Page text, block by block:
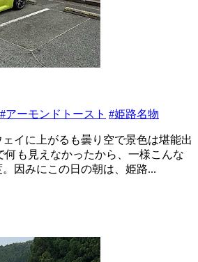
#アーモンドトースト #姫路名物
イに上がるも曇り空で景色は堪能出
何も見えなかったから、一様こんな
因みにこの日の朝は、姫路...